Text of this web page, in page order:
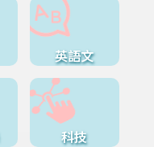
英語文
科技